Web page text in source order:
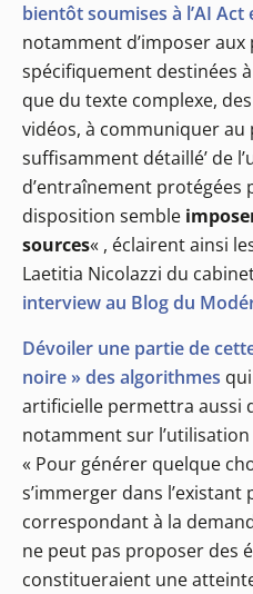
bientôt soumises à l’AI Act
notamment d’imposer aux
spécifiquement destinées
que du texte complexe,
vidéos, à communiquer au
suffisamment détaillé’ de
d’entraînement protégées
disposition semble
sources« , éclairent ainsi
Laetitia Nicolazzi du
interview au Blog du
Dévoiler une partie de
noire » des algorithmes
artificielle permettra aussi
notamment sur
« Pour générer quelque
s’immerger dans
correspondant à la
ne peut pas proposer des
constitueraient une